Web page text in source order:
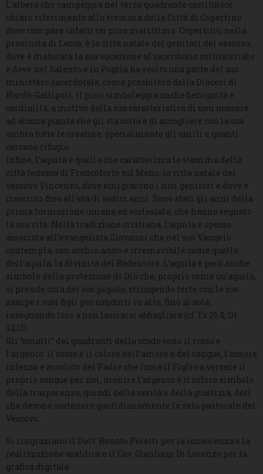
L’albero che campeggia nel terzo quadrante costituisce
chiaro riferimento allo stemma della Città di Copertino
dove compare infatti un pino marittimo. Copertino, nella
provincia di Lecce, è la città natale dei genitori del vescovo,
dove è maturata la sua vocazione al sacerdozio ministeriale
e dove nel Salento e in Puglia ha svolto una parte del suo
ministero sacerdotale, come presbitero della Diocesi di
Nardò-Gallipoli. Il pino simboleggia anche benignità e
cordialità, a motivo della sua caratteristica di non nuocere
ad alcuna pianta che gli sta sotto e di accogliere con la sua
ombra tutte le creature, specialmente gli umili e quanti
cercano rifugio.
Infine, l’aquila è quella che caratterizza lo stemma della
città tedesca di Francoforte sul Meno, la città natale del
vescovo Vincenzo, dove emigrarono i suoi genitori e dove è
cresciuto fino all’età di sedici anni. Sono stati gli anni della
prima formazione umana ed ecclesiale, che hanno segnato
la sua vita. Nella tradizione cristiana, l’aquila è spesso
associata all’evangelista Giovanni che nel suo Vangelo
contempla, con occhio acuto e irremovibile come quello
dell’aquila, la divinità del Redentore. L’aquila è però anche
simbolo della protezione di Dio che, proprio come un’aquila,
si prende cura del suo popolo, stringendo forte con le sue
zampe i suoi figli per condurli in alto, fino al sole,
insegnando loro a non lasciarsi abbagliare (cf. Es 19,4; Dt
32,11).
Gli “smalti” dei quadranti dello scudo sono il rosso e
l’argento: il rosso è il colore dell’amore e del sangue, l’amore
intenso e assoluto del Padre che invia il Figlio a versare il
proprio sangue per noi, mentre l’argento è il colore simbolo
della trasparenza, quindi della verità e della giustizia, doti
che devono sostenere quotidianamente lo zelo pastorale del
Vescovo.
Si ringraziano il Dott. Renato Poletti per la consulenza e la
realizzazione araldica e il Cav. Gianluigi Di Lorenzo per la
grafica digitale.